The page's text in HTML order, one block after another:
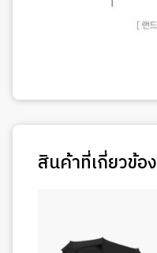
สินค้าที่เกี่ยวข้อง